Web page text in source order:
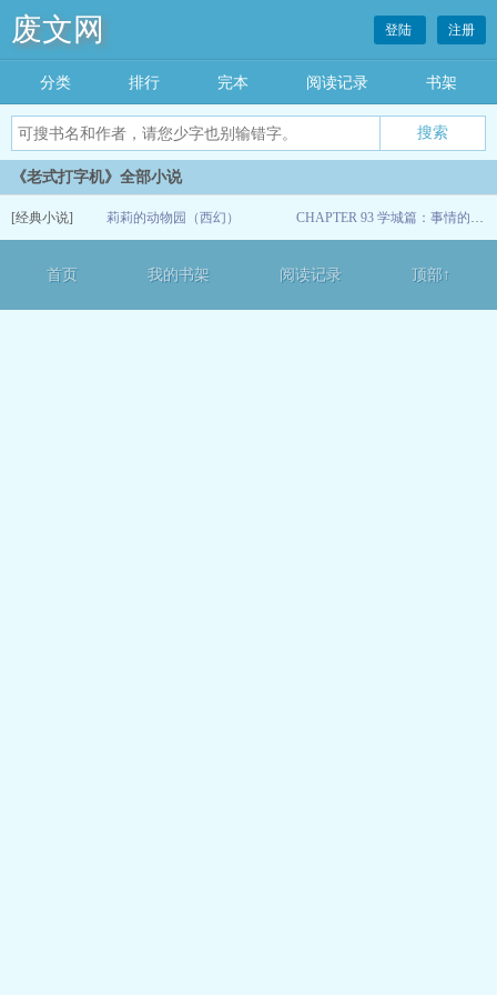
废文网 登陆 注册
分类 排行 完本 阅读记录 书架
《老式打字机》全部小说
[经典小说] 莉莉的动物园（西幻） CHAPTER 93 学城篇：事情的发展总是出人预料又一波三折
首页 我的书架 阅读记录 顶部↑